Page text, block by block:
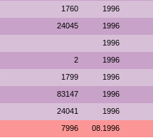
1760 1996
24045 1996
1996
2 1996
1799 1996
83147 1996
24041 1996
7996 08.1996